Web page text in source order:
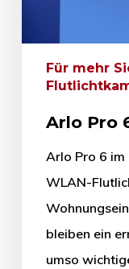
Für mehr
Arlo Pro
Arlo Pro 6 im
WLAN-
bleiben ein
umso